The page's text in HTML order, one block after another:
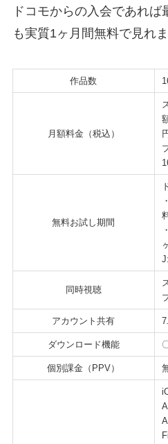
ドコモからの入会であれ
も実質1ヶ月間無料で見れま
作品数
月額料金（税込）
無料お試し期間
同時視聴
アカウント共有
ダウンロード機能
個別課金（PPV）